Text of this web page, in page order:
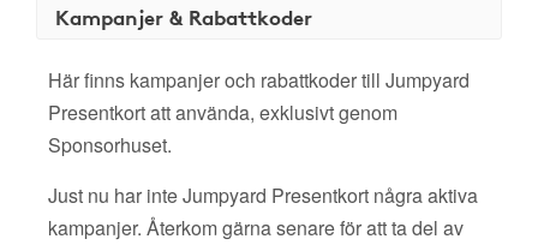
Kampanjer & Rabattkoder
Här finns kampanjer och rabattkoder till Jumpyard
Presentkort att använda, exklusivt genom
Sponsorhuset.
Just nu har inte Jumpyard Presentkort några aktiva
kampanjer. Återkom gärna senare för att ta del av